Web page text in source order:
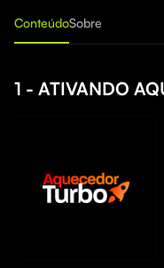
ConteúdoSobre
1 - ATIVANDO